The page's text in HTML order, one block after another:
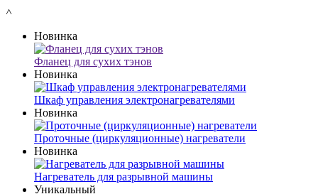
˄
Новинка
Фланец для сухих тэнов
Новинка
Шкаф управления электронагревателями
Новинка
Проточные (циркуляционные) нагреватели
Новинка
Нагреватель для разрывной машины
Уникальный